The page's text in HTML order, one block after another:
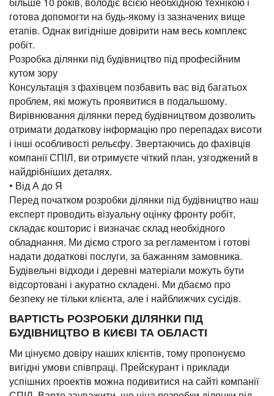
готова допомогти на будь-якому із зазначених вище
етапів. Однак вигідніше довірити нам весь комплекс
робіт.
Розробка ділянки під будівництво під професійним
кутом зору
Консультація з фахівцем позбавить вас від багатьох
проблем, які можуть проявитися в подальшому.
Вирівнювання ділянки перед будівництвом дозволить
отримати додаткову інформацію про перепадах висоти
і інші особливості рельєфу. Звертаючись до фахівців
компанії СПІЛ, ви отримуєте чіткий план, узгоджений в
найдрібніших деталях.
• Від А до Я
Перед початком розробки ділянки під будівництво наш
експерт проводить візуальну оцінку фронту робіт,
складає кошторис і визначає склад необхідного
обладнання. Ми діємо строго за регламентом і готові
надати додаткові послуги, за бажанням замовника.
Будівельні відходи і деревні матеріали можуть бути
відсортовані і акуратно складені. Ми дбаємо про
безпеку не тільки клієнта, але і найближчих сусідів.
ВАРТІСТЬ РОЗРОБКИ ДІЛЯНКИ ПІД
БУДІВНИЦТВО В КИЄВІ ТА ОБЛАСТІ
Ми цінуємо довіру наших клієнтів, тому пропонуємо
вигідні умови співпраці. Прейскурант і приклади
успішних проектів можна подивитися на сайті компанії